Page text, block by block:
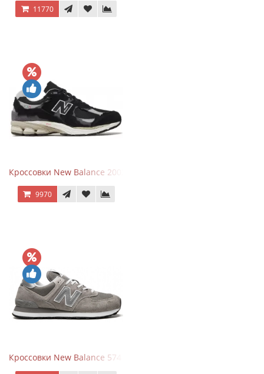
11770
Кроссовки New Balance 2002R Protection Pack Black Grey
9970
Кроссовки New Balance 574 Grey White Silver